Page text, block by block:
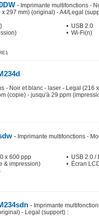
- Imprimante multifonctions -
297 mm) (original) - A4/Legal
• USB 2.0
• Wi-Fi(n)
- Noir et blanc - laser - Legal (216
(copie) - jusqu'à 29 ppm
- Imprimante multifonctions -
x 600 ppp
& impression)
• USB 2.0 /
• Écran
- Imprimante
- Legal (support) :